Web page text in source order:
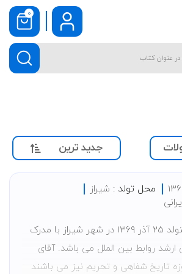
0
جدید ترین
محل تولد : شیراز
سید حامد ترابی متولد 25 آذر 1369 در شهر شیراز با مدرک
روابط بین الملل می باشد. آقای
تاریخ شفاهی و تحریم نیز می باشند